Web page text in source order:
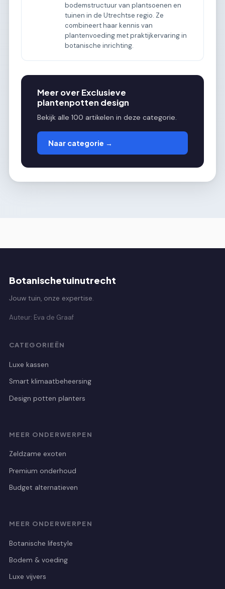
bodemstructuur van plantsoenen en
tuinen in de Utrechtse regio. Ze
combineert haar kennis van
plantenvoeding met praktijkervaring in
botanische inrichting.
Meer over Exclusieve
plantenpotten design
Bekijk alle 100 artikelen in deze categorie.
Naar categorie →
Botanischetuinutrecht
Jouw tuin, onze expertise.
Auteur: Eva de Graaf
CATEGORIEËN
Luxe kassen
Smart klimaatbeheersing
Design potten planters
MEER ONDERWERPEN
Zeldzame exoten
Premium onderhoud
Budget alternatieven
MEER ONDERWERPEN
Botanische lifestyle
Bodem & voeding
Luxe vijvers